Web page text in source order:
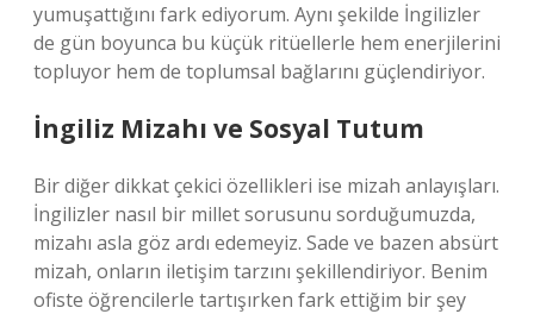
yumuşattığını fark ediyorum. Aynı şekilde İngilizler
de gün boyunca bu küçük ritüellerle hem enerjilerini
topluyor hem de toplumsal bağlarını güçlendiriyor.
İngiliz Mizahı ve Sosyal Tutum
Bir diğer dikkat çekici özellikleri ise mizah anlayışları.
İngilizler nasıl bir millet sorusunu sorduğumuzda,
mizahı asla göz ardı edemeyiz. Sade ve bazen absürt
mizah, onların iletişim tarzını şekillendiriyor. Benim
ofiste öğrencilerle tartışırken fark ettiğim bir şey